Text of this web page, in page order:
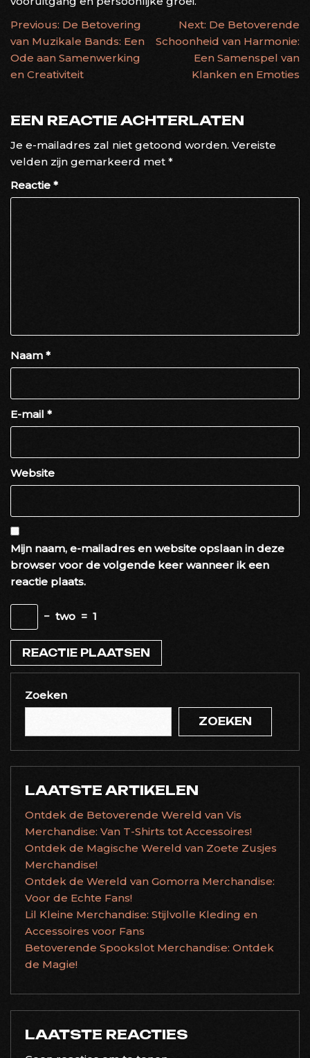
BERICHTNAVIGATIE
Previous: De Betovering
van Muzikale Bands: Een
Ode aan Samenwerking
en Creativiteit
Next: De Betoverende
Schoonheid van Harmonie:
Een Samenspel van
Klanken en Emoties
EEN REACTIE ACHTERLATEN
Je e-mailadres zal niet getoond worden. Vereiste
velden zijn gemarkeerd met *
Reactie *
Naam *
E-mail *
Website
Mijn naam, e-mailadres en website opslaan in deze
browser voor de volgende keer wanneer ik een
reactie plaats.
− two = 1
Zoeken
ZOEKEN
LAATSTE ARTIKELEN
Ontdek de Betoverende Wereld van Vis
Merchandise: Van T-Shirts tot Accessoires!
Ontdek de Magische Wereld van Zoete Zusjes
Merchandise!
Ontdek de Wereld van Gomorra Merchandise:
Voor de Echte Fans!
Lil Kleine Merchandise: Stijlvolle Kleding en
Accessoires voor Fans
Betoverende Spookslot Merchandise: Ontdek
de Magie!
LAATSTE REACTIES